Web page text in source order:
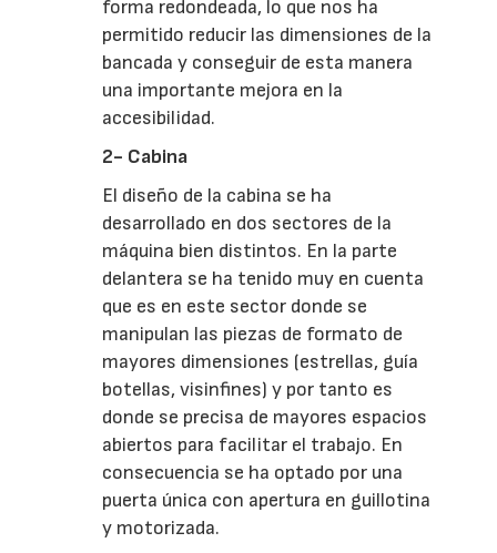
forma redondeada, lo que nos ha
permitido reducir las dimensiones de la
bancada y conseguir de esta manera
una importante mejora en la
accesibilidad.
2- Cabina
El diseño de la cabina se ha
desarrollado en dos sectores de la
máquina bien distintos. En la parte
delantera se ha tenido muy en cuenta
que es en este sector donde se
manipulan las piezas de formato de
mayores dimensiones (estrellas, guía
botellas, visinfines) y por tanto es
donde se precisa de mayores espacios
abiertos para facilitar el trabajo. En
consecuencia se ha optado por una
puerta única con apertura en guillotina
y motorizada.